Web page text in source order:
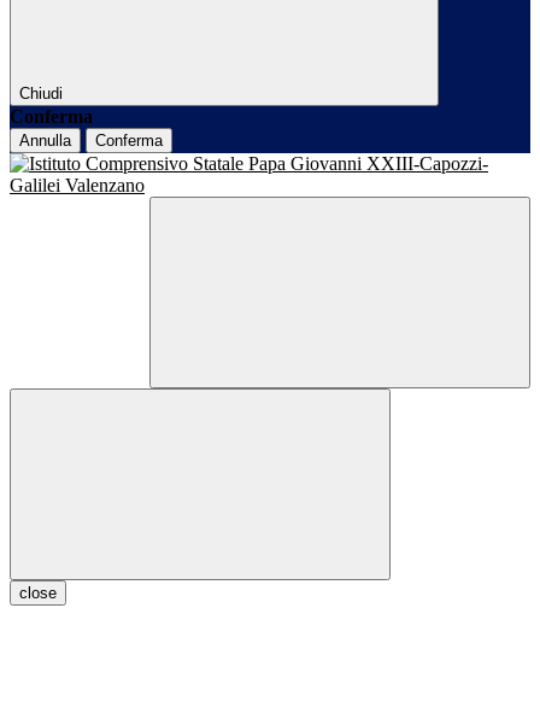
Chiudi
Conferma
Annulla Conferma
close